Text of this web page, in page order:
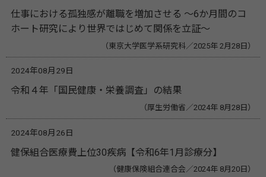
仕事における孤独感が離職を増加させる ～6か月間のコ
ホート研究により世界ではじめて関係を立証～
（東京大学医学系研究科／2025年 2月28日）
2024年08月29日
令和４年「国民健康・栄養調査」の結果
（厚生労働省／2024年 8月28日）
2024年08月26日
健保組合医療費上位30疾病【令和6年1月診療分】
（健康保険組合連合会／2024年 8月20日）